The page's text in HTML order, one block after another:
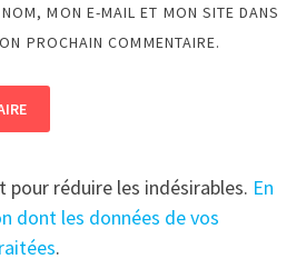
MON E-MAIL ET MON SITE DANS
PROCHAIN COMMENTAIRE.
pour réduire les indésirables. En
dont les données de vos
.